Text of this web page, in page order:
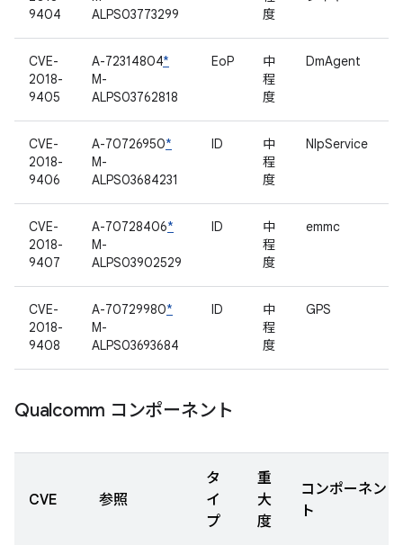
9404
ALPS03773299
度
CVE-
2018-
9405
A-72314804*
M-
ALPS03762818
EoP
中
程
度
DmAgent
CVE-
2018-
9406
A-70726950*
M-
ALPS03684231
ID
中
程
度
NlpService
CVE-
2018-
9407
A-70728406*
M-
ALPS03902529
ID
中
程
度
emmc
CVE-
2018-
9408
A-70729980*
M-
ALPS03693684
ID
中
程
度
GPS
Qualcomm コンポーネント
CVE 参照
タ
イ
プ
重
大
度
コンポーネン
ト